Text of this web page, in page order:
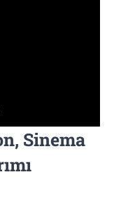
Sinema